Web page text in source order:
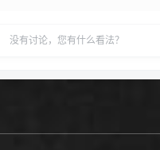
没有讨论，您有什么看法？